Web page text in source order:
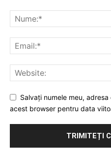
Salvați numele meu,
acest browser pentru data